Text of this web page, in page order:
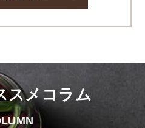
スメコラム